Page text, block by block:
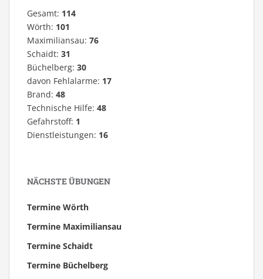
Gesamt: 114
Wörth: 101
Maximiliansau: 76
Schaidt: 31
Büchelberg: 30
davon Fehlalarme: 17
Brand: 48
Technische Hilfe: 48
Gefahrstoff: 1
Dienstleistungen: 16
NÄCHSTE ÜBUNGEN
Termine Wörth
Termine Maximiliansau
Termine Schaidt
Termine Büchelberg